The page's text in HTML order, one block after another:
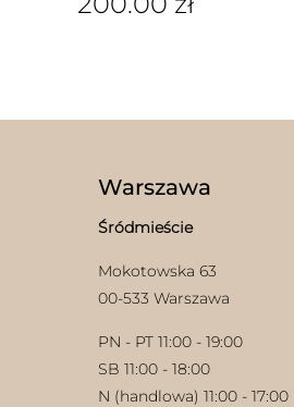
Warszawa
Śródmieście
Mokotowska 63
00-533 Warszawa
PN - PT 11:00 - 19:00
SB 11:00 - 18:00
N (handlowa) 11:00 - 17:00